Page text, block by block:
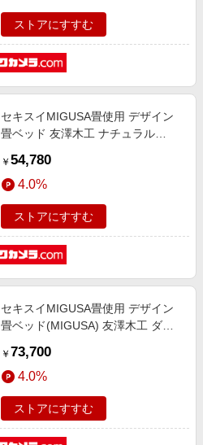
ストアにすすむ
セキスイMIGUSA畳使用 デザイン
畳ベッド 友澤木工 ナチュラル
￥ 54,780
4.0%
ストアにすすむ
セキスイMIGUSA畳使用 デザイン
畳ベッド(MIGUSA) 友澤木工 ダー
[セミダブルサイズ]
￥ 73,700
4.0%
ストアにすすむ